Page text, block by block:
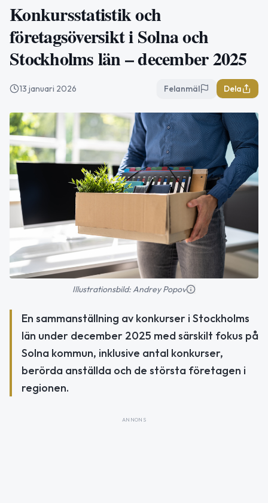
Konkursstatistik och
företagsöversikt i Solna och
Stockholms län – december 2025
13 januari 2026 Felanmäl Dela
Illustrationsbild: Andrey Popov
En sammanställning av konkurser i Stockholms
län under december 2025 med särskilt fokus på
Solna kommun, inklusive antal konkurser,
berörda anställda och de största företagen i
regionen.
ANNONS